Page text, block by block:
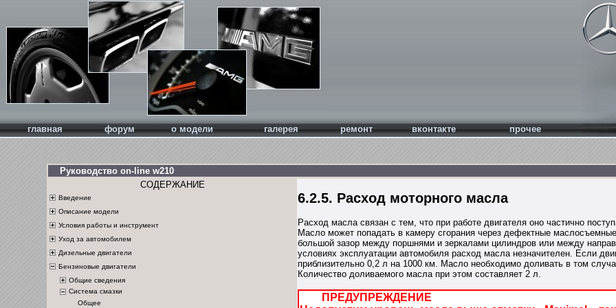
главная форум о модели галерея ремонт вконтакте прочее
Руководство on-line w210
СОДЕРЖАНИЕ
Введение
Описание модели
Условия работы и инструмент
Уход за автомобилем
Дизельные двигатели
Бензиновые двигатели
Общие сведения
Система смазки
Общее
6.2.5. Расход моторного масла
Расход масла связан с тем, что при работе двигателя оно частично
Масло может попадать в камеру сгорания через дефектные
большой зазор между поршнями и зеркалами цилиндров или между
условиях эксплуатации автомобиля расход масла незначителен. Если
приблизительно 0,2 л на 1000 км. Масло необходимо доливать в том
Количество доливаемого масла при этом составляет 2 л.
ПРЕДУПРЕЖДЕНИЕ